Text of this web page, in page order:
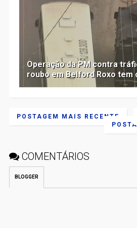
Operação da PM contra
roubo em Belford Roxo
POSTAGEM MAIS RECENTE
COMENTÁRIOS
BLOGGER